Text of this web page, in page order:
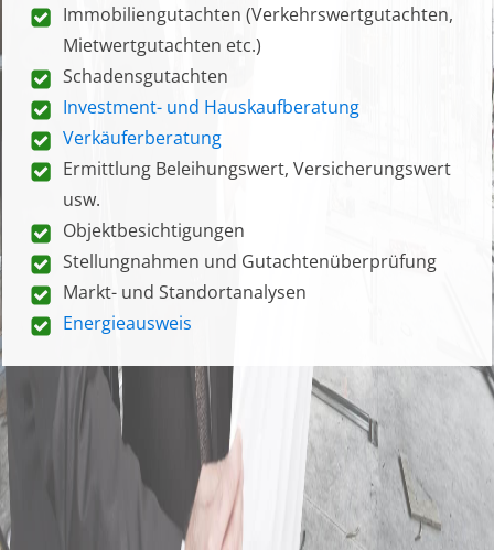
Immobiliengutachten (Verkehrswertgutachten,
Mietwertgutachten etc.)
Schadensgutachten
Investment- und Hauskaufberatung
Verkäuferberatung
Ermittlung Beleihungswert, Versicherungswert
usw.
Objektbesichtigungen
Stellungnahmen und Gutachtenüberprüfung
Markt- und Standortanalysen
Energieausweis